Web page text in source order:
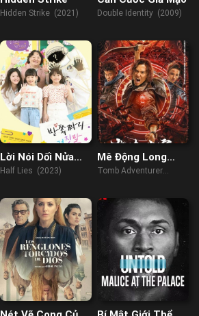
Hidden Strike (2021) Double Identity (2009)
Lời Nói Dối Nửa
Vời
Half Lies (2023)
Mê Động Long
Lĩnh
Tomb Adventurer